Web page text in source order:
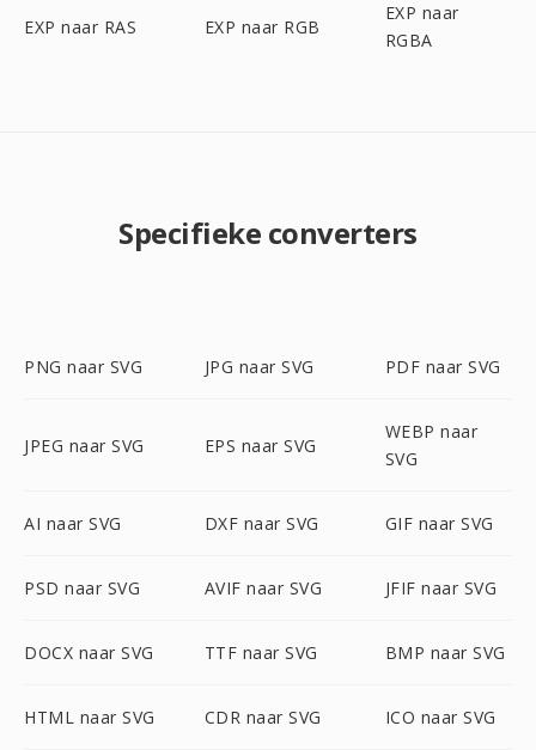
EXP naar RAS EXP naar RGB
EXP naar
RGBA
Specifieke converters
PNG naar SVG JPG naar SVG PDF naar SVG
JPEG naar SVG EPS naar SVG
WEBP naar
SVG
AI naar SVG DXF naar SVG GIF naar SVG
PSD naar SVG AVIF naar SVG JFIF naar SVG
DOCX naar SVG TTF naar SVG BMP naar SVG
HTML naar SVG CDR naar SVG ICO naar SVG